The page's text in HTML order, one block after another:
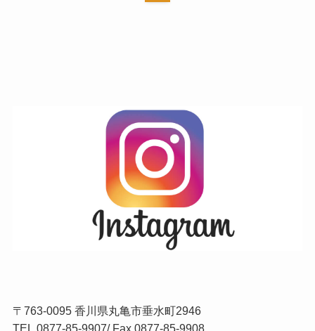
〒763-0095 香川県丸亀市垂水町2946
TEL. 0877-85-9907/ Fax.0877-85-9908